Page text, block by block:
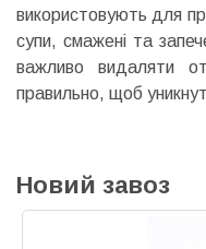
використовують для
супи, смажені та
важливо видаляти
правильно, щоб
Новий завоз